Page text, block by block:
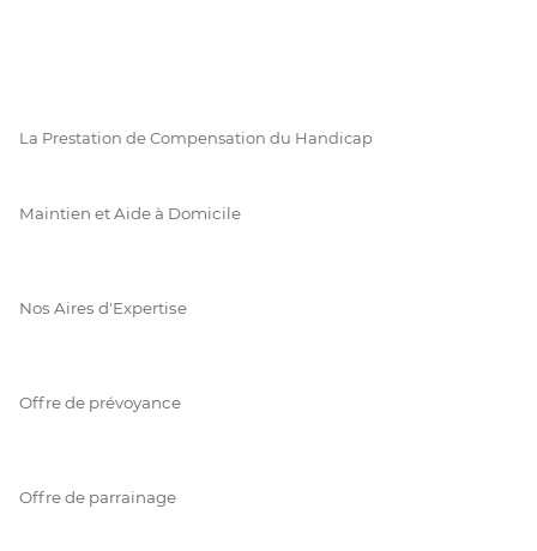
La Prestation de Compensation du Handicap
Maintien et Aide à Domicile
Nos Aires d'Expertise
Offre de prévoyance
Offre de parrainage